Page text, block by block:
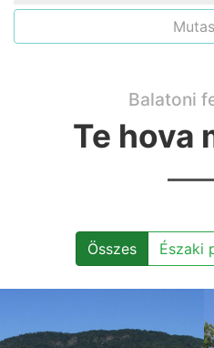
Balatoni
Te hova
Összes Északi